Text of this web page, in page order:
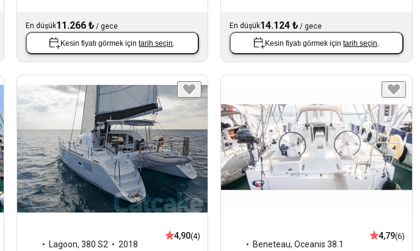
En düşük11.266 ₺/ gece
Kesin fiyatı görmek içintarih seçin
En düşük14.124 ₺ /gece
Kesin fiyatı görmek içintarih seçin
Lagoon, 380 S2
2018
4,90(4)
Beneteau,Oceanis 38.1
4,79(6)